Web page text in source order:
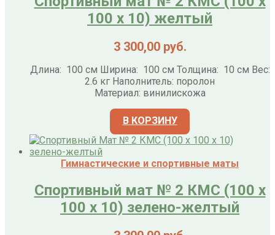
100 х 10) желтый
3 300,00 руб.
Длина: 100 см Ширина: 100 см Толщина: 10 см Вес:
2.6 кг Наполнитель: поролон
Материал: винилискожа
В КОРЗИНУ
Гимнастические и спортивные маты
Спортивный мат № 2 КМС (100 х
100 х 10) зелено-желтый